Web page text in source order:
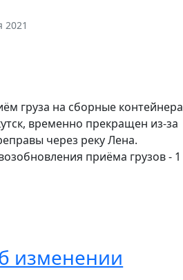
2021
груза на сборные контейнера
временно прекращен из-за
через реку Лена.
приёма грузов - 1
изменении